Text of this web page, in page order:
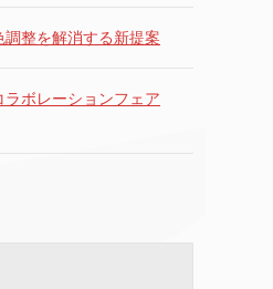
整を解消する新提案
ボレーションフェア